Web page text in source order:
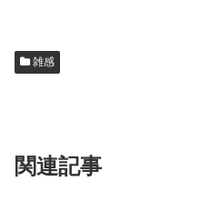
雑感
関連記事